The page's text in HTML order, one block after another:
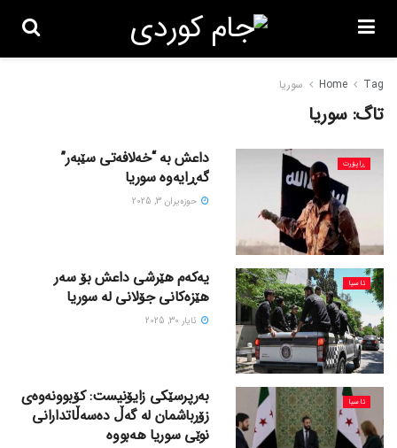
Home Tag سوریا
تاگ: سوریا
ڕاپۆرت
داعش بە “خەلافەتی سێبەر”
گەڕایەوە سوریا
حوزه‌یران 3, 2025
ئاسیا
یەکەم هێرشی داعش بۆ سەر
هێزەکانی جۆلانی لە سوریا
ئایار 30, 2025
ئاسیا
بەرپرسێکی زایۆنیست: کۆبوونەوەی
زۆرباشمان لە گەڵ دەسەڵاتدارانی
نوێی سوریا هەبووە